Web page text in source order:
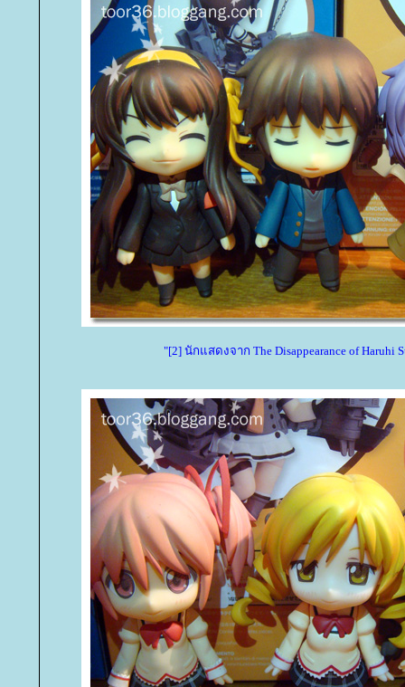
"[2] นักแสดงจาก The Disappearance of Haruhi